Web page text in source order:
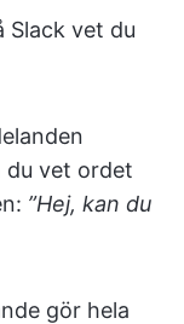
Slack vet du
du vet ordet
”Hej, kan du
gör hela